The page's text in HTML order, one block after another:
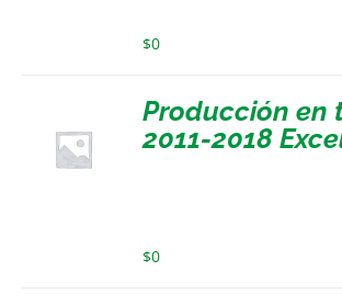
$0
Producción en
2011-2018
$0